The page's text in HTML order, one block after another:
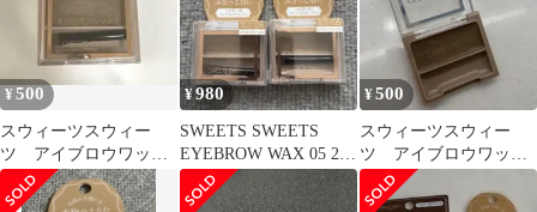
¥500
スウィーツスウィー
ツ アイブロウワック
ス 05 シナモングレー
ジュ
¥980
SWEETS SWEETS
EYEBROW WAX 05 2点
セット
¥500
スウィーツスウィー
ツ アイブロウワック
ス 05 シナモングレー
ジュ